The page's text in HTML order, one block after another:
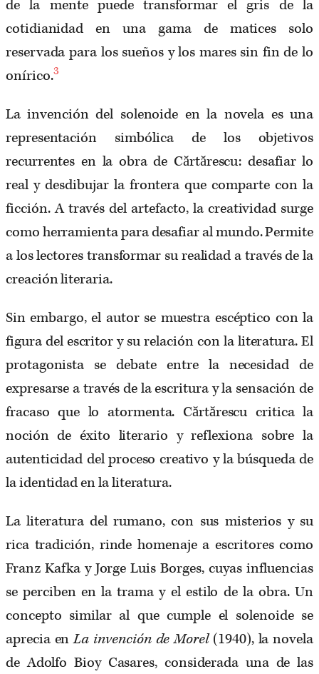
de la mente puede transformar el gris de la
cotidianidad en una gama de matices solo
reservada para los sueños y los mares sin fin de lo
onírico.3
La invención del solenoide en la novela es una
representación simbólica de los objetivos
recurrentes en la obra de Cărtărescu: desafiar lo
real y desdibujar la frontera que comparte con la
ficción. A través del artefacto, la creatividad surge
como herramienta para desafiar al mundo. Permite
a los lectores transformar su realidad a través de la
creación literaria.
Sin embargo, el autor se muestra escéptico con la
figura del escritor y su relación con la literatura. El
protagonista se debate entre la necesidad de
expresarse a través de la escritura y la sensación de
fracaso que lo atormenta. Cărtărescu critica la
noción de éxito literario y reflexiona sobre la
autenticidad del proceso creativo y la búsqueda de
la identidad en la literatura.
La literatura del rumano, con sus misterios y su
rica tradición, rinde homenaje a escritores como
Franz Kafka y Jorge Luis Borges, cuyas influencias
se perciben en la trama y el estilo de la obra. Un
concepto similar al que cumple el solenoide se
aprecia enLa invención de Morel(1940), la novela
de Adolfo Bioy Casares, considerada una de las